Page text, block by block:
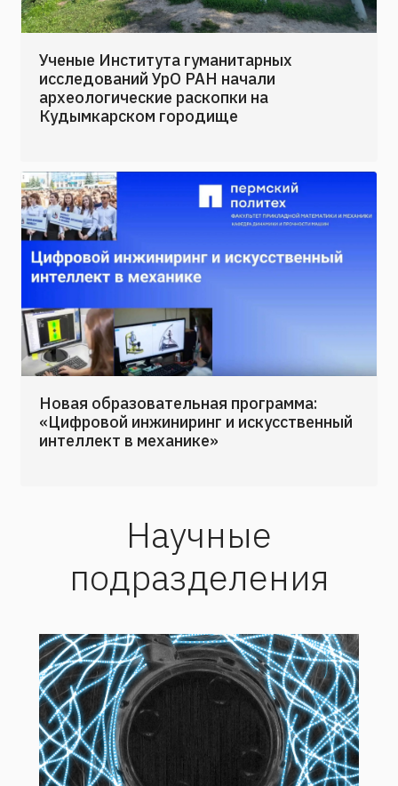
Ученые Института гуманитарных
исследований УрО РАН начали
археологические раскопки на
Кудымкарском городище
Новая образовательная программа:
«Цифровой инжиниринг и искусственный
интеллект в механике»
Научные
подразделения